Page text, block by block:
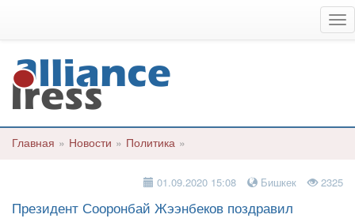
Главная » Новости » Политика »
01.09.2020 15:08 Бишкек 2325
Президент Сооронбай Жээнбеков поздравил